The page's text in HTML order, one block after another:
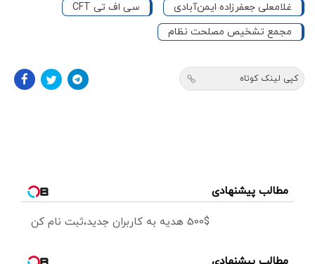
غلامعلی جعفرزاده ایمن‌آبادی
سی اف تی CFT
مجمع تشخيص مصلحت نظام
کپی لینک کوتاه
مطالب پیشنهادی
500$ هدیه به کاربران جدید،ثبت نام کن